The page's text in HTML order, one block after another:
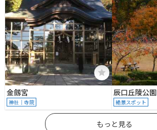
金劔宮
神社｜寺院
辰口丘陵公園
絶景スポット
もっと見る